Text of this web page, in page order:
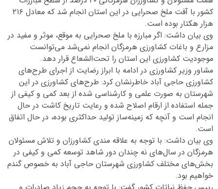
کشور با آفت ملخ صحرایی در این استان انجام شد که معادل ۲۱۶
هزار هکتار بوده است.
وی بیان داشت: اگر مبارزه با ملخ صحرایی به موقع، موثر و مفید در
مزارع و باغات کشاورزی هرمزگان انجام نمی‌شد می‌توانست
موجودیت کشاورزی این استان را تحت‌الشعاع قرار دهد.
مشاور وزیر کشاورزی در ادامه با ابراز رضایت از اجرای طرح‌های
کشاورزی حاجی آباد خاطرنشان کرد: طرح‌های کشاورزی در این
شهرستان به صورت علمی و کارشناسی شده از بعد کمی و کیفی از
جمله استفاده از ارقام اصلاح شده و رعایت تاریخ کاشت در حال
انجام است و آنچه که زمینه‌ساز تولید حداکثری بوده، در حال اتفاق
است.
وی بیان داشت: با توجه به علاقه مندی کشاورزان و تلاش مسئولان
هرمزگان در سال‌های نه چندان دور شاهد توسعه کمی و کیفی در
بخش‌های مختلف کشاورزی شهرستان حاجی آباد به خصوص گندم
خواهیم بود.